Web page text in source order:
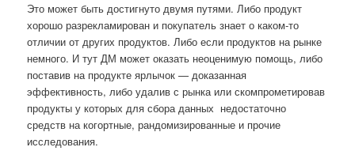
Это может быть достигнуто двумя путями. Либо продукт
хорошо разрекламирован и покупатель знает о каком-то
отличии от других продуктов. Либо если продуктов на рынке
немного. И тут ДМ может оказать неоценимую помощь, либо
поставив на продукте ярлычок — доказанная
эффективность, либо удалив с рынка или скомпрометировав
продукты у которых для сбора данных недостаточно
средств на когортные, рандомизированные и прочие
исследования.